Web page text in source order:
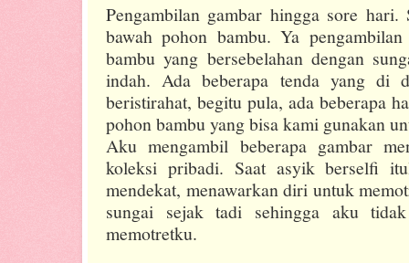
Pengambilan gambar hingga sore
bawah pohon bambu. Ya
bambu yang bersebelahan dengan
indah. Ada beberapa tenda yang di
beristirahat, begitu pula, ada beberapa
pohon bambu yang bisa kami gunakan
Aku mengambil beberapa gambar
koleksi pribadi. Saat asyik berselfi
mendekat, menawarkan diri untuk
sungai sejak tadi sehingga aku
memotretku.